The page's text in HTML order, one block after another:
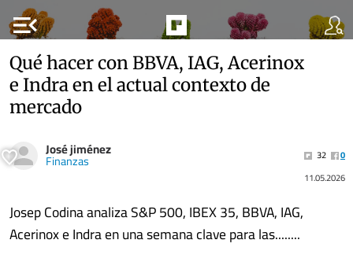
menu_open
Qué hacer con BBVA, IAG, Acerinox
e Indra en el actual contexto de
mercado
José jiménez
Finanzas 32
0
11.05.2026
Josep Codina analiza S&P 500, IBEX 35, BBVA, IAG,
Acerinox e Indra en una semana clave para las........